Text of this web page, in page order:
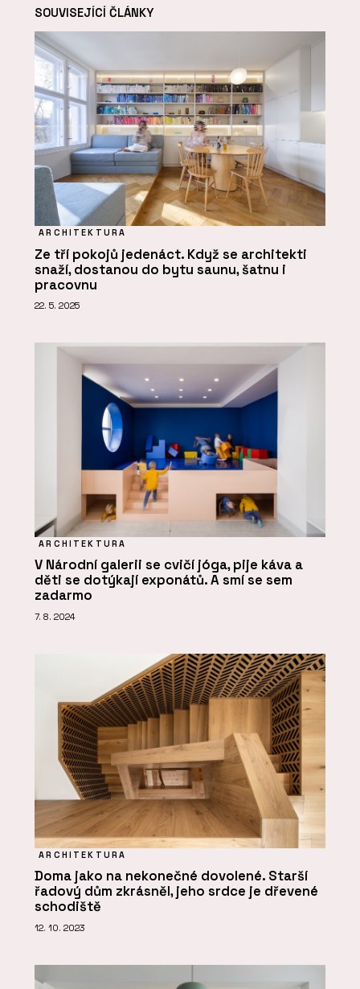
SOUVISEJÍCÍ ČLÁNKY
ARCHITEKTURA
Ze tří pokojů jedenáct. Když se architekti
snaží, dostanou do bytu saunu, šatnu i
pracovnu
22. 5. 2025
ARCHITEKTURA
V Národní galerii se cvičí jóga, pije káva a
děti se dotýkají exponátů. A smí se sem
zadarmo
7. 8. 2024
ARCHITEKTURA
Doma jako na nekonečné dovolené. Starší
řadový dům zkrásněl, jeho srdce je dřevené
schodiště
12. 10. 2023